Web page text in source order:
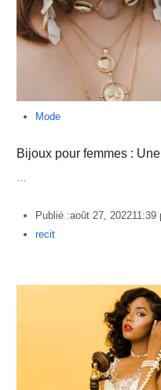
Mode
Bijoux pour femmes :
Publié :août 27, 202211:39
Author
recit